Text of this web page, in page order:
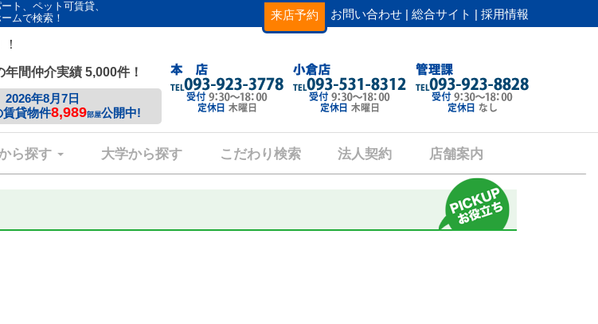
ト、ペット可賃貸、
ムで検索！
来店予約 お問い合わせ | 総合サイト | 採用情報
年間仲介実績 5,000件！
2026年8月7日
賃貸物件8,989部屋公開中!
ら探す 大学から探す こだわり検索 法人契約 店舗案内